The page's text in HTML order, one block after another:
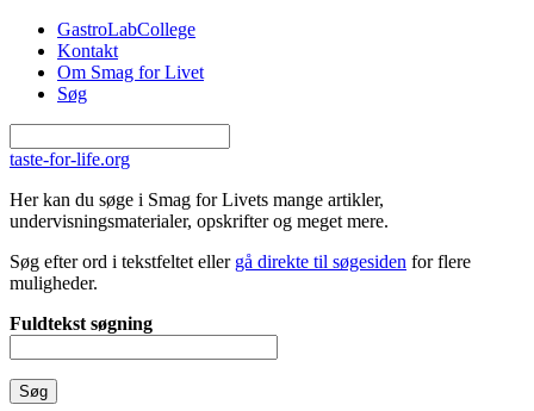
Gå til hovedindhold
GastroLabCollege
Kontakt
Om Smag for Livet
Søg
taste-for-life.org
Her kan du søge i Smag for Livets mange artikler,
undervisningsmaterialer, opskrifter og meget mere.
Søg efter ord i tekstfeltet eller gå direkte til søgesiden for flere
muligheder.
Fuldtekst søgning